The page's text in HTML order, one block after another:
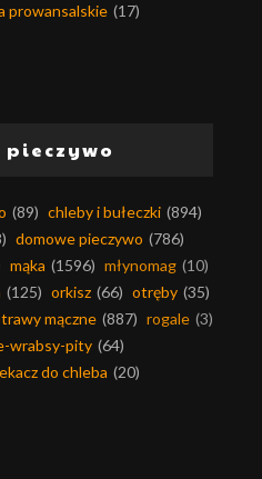
prowansalskie (17)
pieczywo
(89) chleby i bułeczki (894)
domowe pieczywo (786)
mąka (1596) młynomag (10)
(125) orkisz (66) otręby (35)
mączne (887) rogale (3)
wrabsy-pity (64)
do chleba (20)